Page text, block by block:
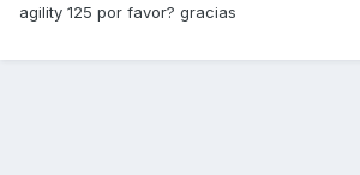
agility 125 por favor? gracias